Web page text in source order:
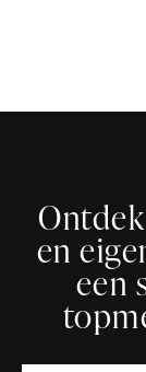
en
een